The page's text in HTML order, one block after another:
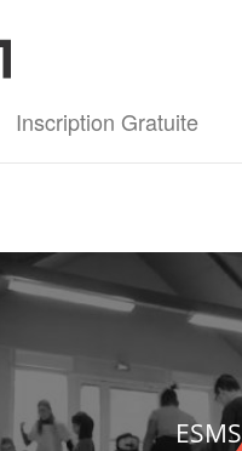
Inscription Gratuite
ESMS